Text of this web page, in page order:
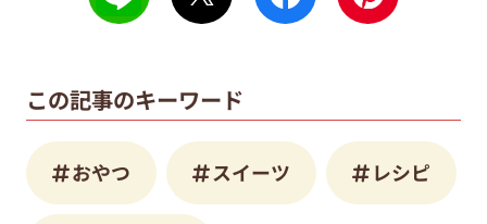
この記事のキーワード
おやつ スイーツ レシピ